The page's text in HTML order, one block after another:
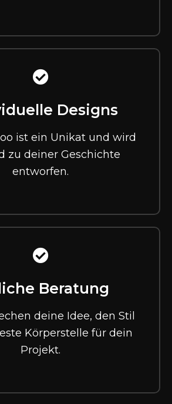
Designs
ist ein Unikat und wird
zu deiner Geschichte
entworfen.
Beratung
deine Idee, den Stil
Körperstelle für dein
Projekt.